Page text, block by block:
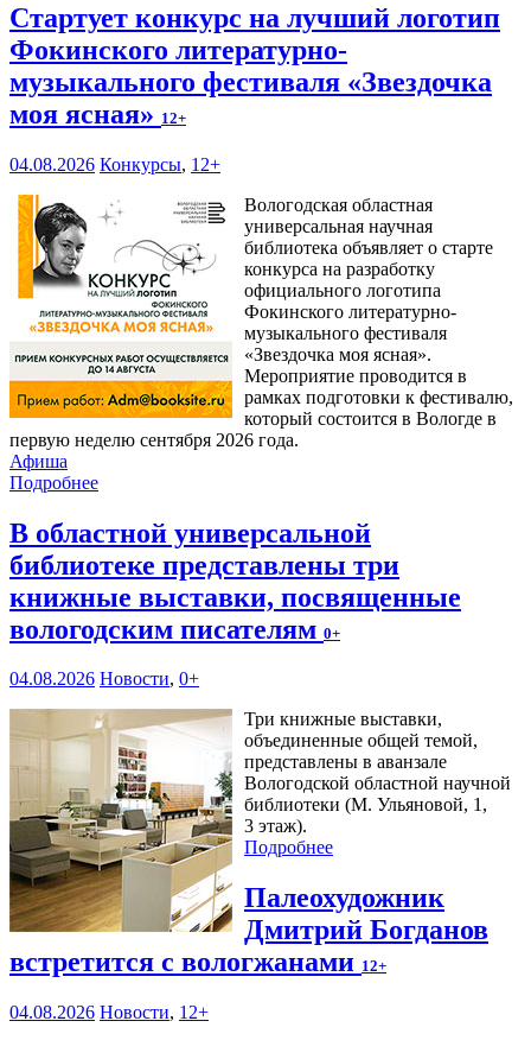
Стартует конкурс на лучший логотип
Фокинского литературно-
музыкального фестиваля «Звездочка
моя ясная» 12+
04.08.2026 Конкурсы, 12+
Вологодская областная
универсальная научная
библиотека объявляет о старте
конкурса на разработку
официального логотипа
Фокинского литературно-
музыкального фестиваля
«Звездочка моя ясная».
Мероприятие проводится в
рамках подготовки к фестивалю,
который состоится в Вологде в
первую неделю сентября 2026 года.
Афиша
Подробнее
В областной универсальной
библиотеке представлены три
книжные выставки, посвященные
вологодским писателям 0+
04.08.2026 Новости, 0+
Три книжные выставки,
объединенные общей темой,
представлены в аванзале
Вологодской областной научной
библиотеки (М. Ульяновой, 1,
3 этаж).
Подробнее
Палеохудожник
Дмитрий Богданов
встретится с вологжанами 12+
04.08.2026 Новости, 12+